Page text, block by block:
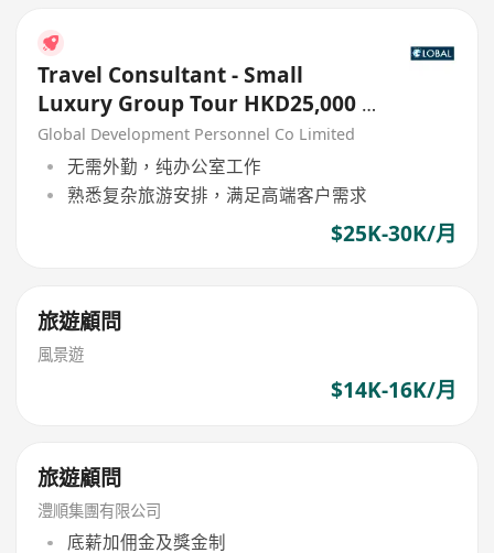
Travel Consultant - Small
Luxury Group Tour HKD25,000 -
30,000
Global Development Personnel Co Limited
无需外勤，纯办公室工作
熟悉复杂旅游安排，满足高端客户需求
$25K-30K/月
旅遊顧問
風景遊
$14K-16K/月
旅遊顧問
澧順集團有限公司
底薪加佣金及獎金制